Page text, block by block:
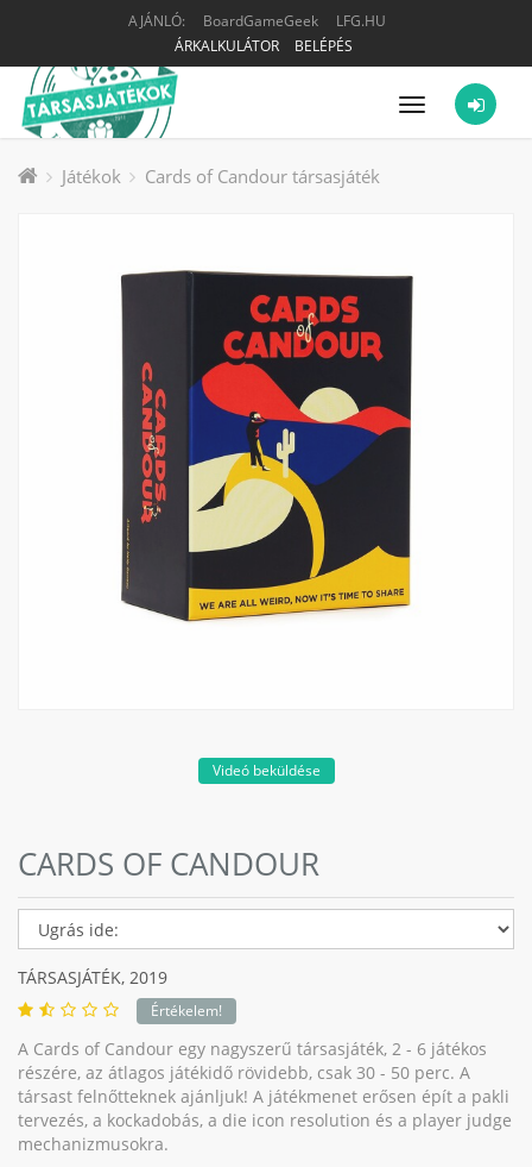
AJÁNLÓ: BoardGameGeek
LFG.HU
ÁRKALKULÁTOR
BELÉPÉS
Menü
Játékok Cards of Candour társasjáték
Videó beküldése
CARDS OF CANDOUR
TÁRSASJÁTÉK, 2019
Értékelem!
A Cards of Candour egy nagyszerű társasjáték, 2 - 6 játékos
részére, az átlagos játékidő rövidebb, csak 30 - 50 perc. A
társast felnőtteknek ajánljuk! A játékmenet erősen épít a pakli
tervezés, a kockadobás, a die icon resolution és a player judge
mechanizmusokra.